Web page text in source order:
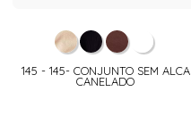
145 - 145- CONJUNTO SEM ALCA
CANELADO